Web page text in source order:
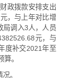
政拨款安排支出
，与上年对比增
局调入3人，人员
元，与
度补交2021年至
。
。